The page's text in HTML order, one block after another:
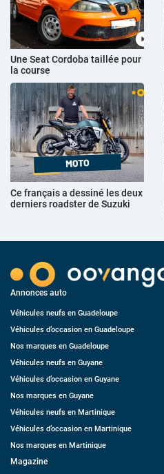
Une Seat Cordoba taillée pour
la course
Ce français a dessiné les deux
derniers roadster de Suzuki
Annonces auto
Véhicules neufs en Guadeloupe
Véhicules d’occasion en Guadeloupe
Nos marques en Guadeloupe
Véhicules neufs en Guyane
Véhicules d’occasion en Guyane
Nos marques en Guyane
Véhicules neufs en Martinique
Véhicules d’occasion en Martinique
Nos marques en Martinique
Magazine